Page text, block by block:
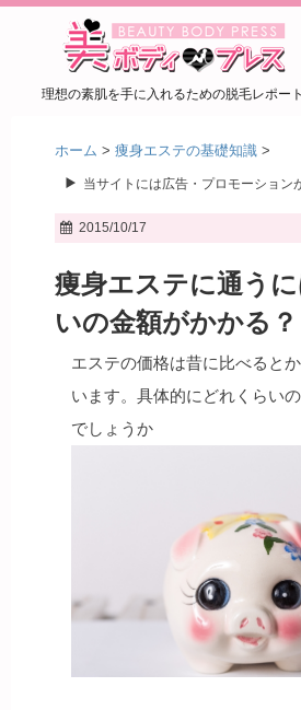
理想の素肌を手に入れるための脱毛レポート
ホーム > 痩身エステの基礎知識 >
当サイトには広告・プロモーション
2015/10/17
痩身エステに通う
いの金額がかかる？
エステの価格は昔に比べると
います。具体的にどれくらい
でしょうか